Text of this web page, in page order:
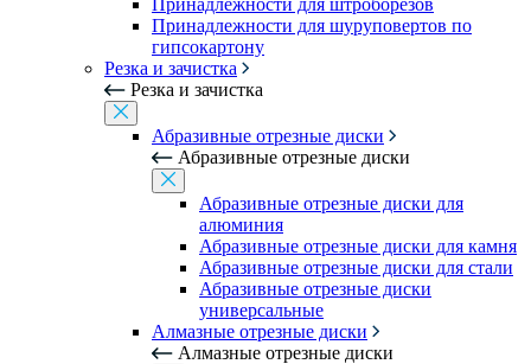
Принадлежности для штроборезов
Принадлежности для шуруповертов по
гипсокартону
Резка и зачистка
Резка и зачистка
Абразивные отрезные диски
Абразивные отрезные диски
Абразивные отрезные диски для
алюминия
Абразивные отрезные диски для камня
Абразивные отрезные диски для стали
Абразивные отрезные диски
универсальные
Алмазные отрезные диски
Алмазные отрезные диски